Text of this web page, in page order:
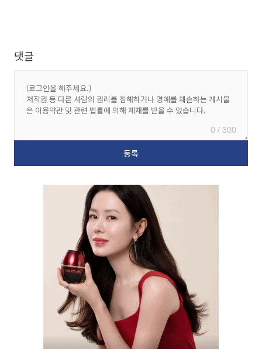
댓글
0 / 300